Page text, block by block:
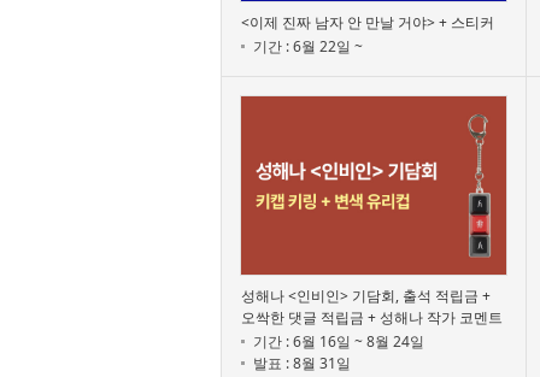
<이제 진짜 남자 안 만날 거야> + 스티커
기간 : 6월 22일 ~
성해나 <인비인> 기담회, 출석 적립금 +
오싹한 댓글 적립금 + 성해나 작가 코멘트
기간 : 6월 16일 ~ 8월 24일
발표 : 8월 31일